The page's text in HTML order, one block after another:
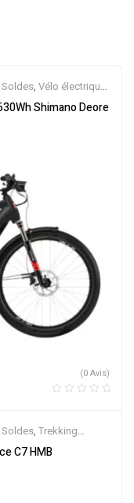
, Vélo électrique
Shimano Deore
(0 Avis)
, Trekking
,VTC Electrique
C7 HMB